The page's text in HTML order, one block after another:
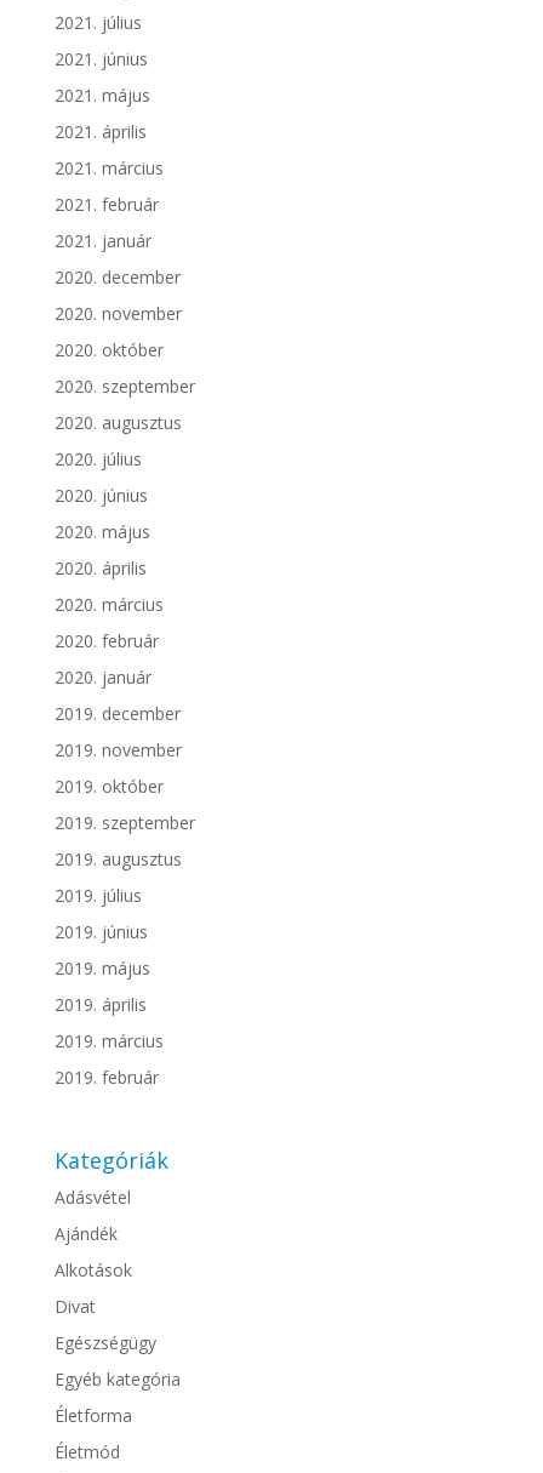
2021. július
2021. június
2021. május
2021. április
2021. március
2021. február
2021. január
2020. december
2020. november
2020. október
2020. szeptember
2020. augusztus
2020. július
2020. június
2020. május
2020. április
2020. március
2020. február
2020. január
2019. december
2019. november
2019. október
2019. szeptember
2019. augusztus
2019. július
2019. június
2019. május
2019. április
2019. március
2019. február
Kategóriák
Adásvétel
Ajándék
Alkotások
Divat
Egészségügy
Egyéb kategória
Életforma
Életmód